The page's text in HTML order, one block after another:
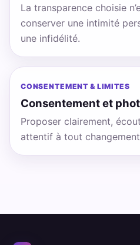
La transparence choisie
conserver une intimité
une infidélité.
CONSENTEMENT & LIMITES
Consentement et
Proposer clairement,
attentif à tout